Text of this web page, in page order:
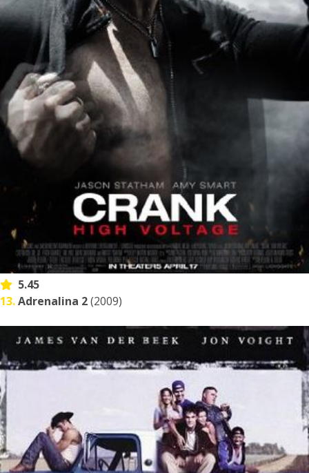
5.45
13.Adrenalina 2(2009)